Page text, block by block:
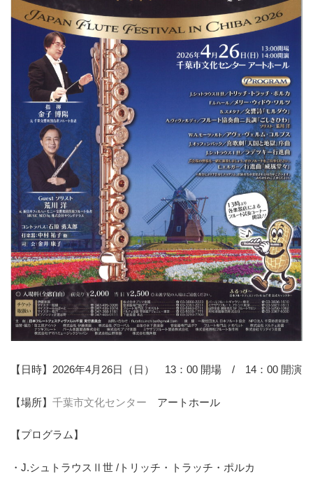
【日時】2026年4月26日（日） 13：00 開場 / 14：00 開演
【場所】 千葉市文化センター アートホール
【プログラム】
・J.シュトラウスⅡ世 /トリッチ・トラッチ・ポルカ